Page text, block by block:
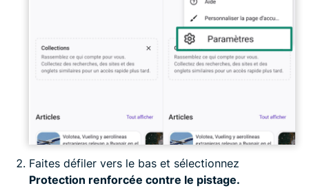
Faites défiler vers le bas et sélectionnez
Protection renforcée contre le pistage.